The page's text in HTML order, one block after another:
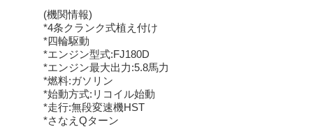
(機関情報)
*4条クランク式植え付け
*四輪駆動
*エンジン型式:FJ180D
*エンジン最大出力:5.8馬力
*燃料:ガソリン
*始動方式:リコイル始動
*走行:無段変速機HST
*さなえQターン